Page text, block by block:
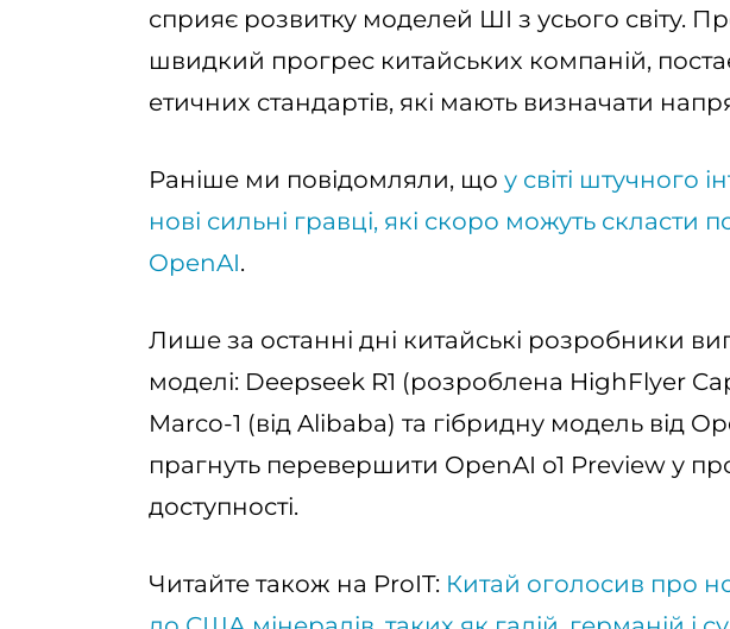
сприяє розвитку моделей ШІ з усього світу.
швидкий прогрес китайських компаній,
етичних стандартів, які мають визначати
Раніше ми повідомляли, що у світі штучного
нові сильні гравці, які скоро можуть скласти
OpenAI.
Лише за останні дні китайські розробники
моделі: Deepseek R1 (розроблена HighFlyer
Marco-1 (від Alibaba) та гібридну модель від
прагнуть перевершити OpenAI o1 Preview у
доступності.
Читайте також на ProIT: Китай оголосив про